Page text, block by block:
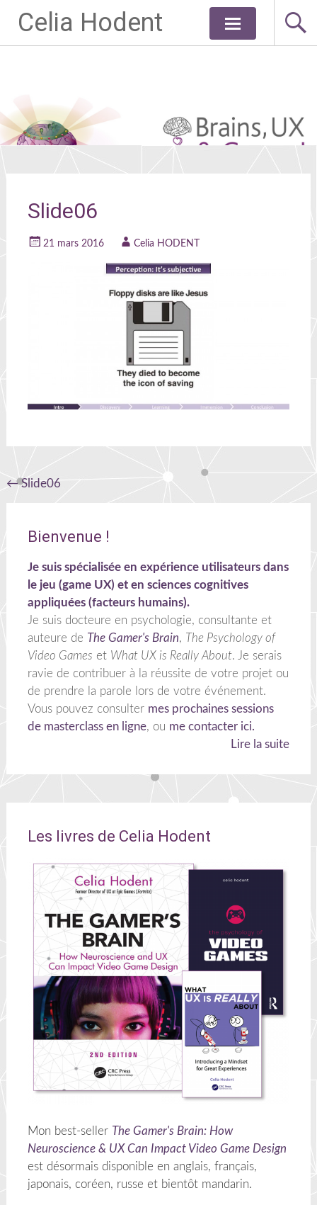
Celia Hodent
Aller
Slide06
21 mars 2016 Celia HODENT
Navigation
l'article
←Slide06
Bienvenue !
Je suis spécialisée en expérience utilisateurs dans
le jeu (game UX) et en sciences cognitives
appliquées (facteurs humains).
Je suis docteure en psychologie, consultante et
auteure de The Gamer's Brain, The Psychology of
Video Games et What UX is Really About. Je serais
ravie de contribuer à la réussite de votre projet ou
de prendre la parole lors de votre événement.
Vous pouvez consulter mes prochaines sessions
de masterclass en ligne, ou me contacter ici.
Lire la suite
Les livres de Celia Hodent
Mon best-seller The Gamer's Brain: How
Neuroscience & UX Can Impact Video Game Design
est désormais disponible en anglais, français,
japonais, coréen, russe et bientôt mandarin.